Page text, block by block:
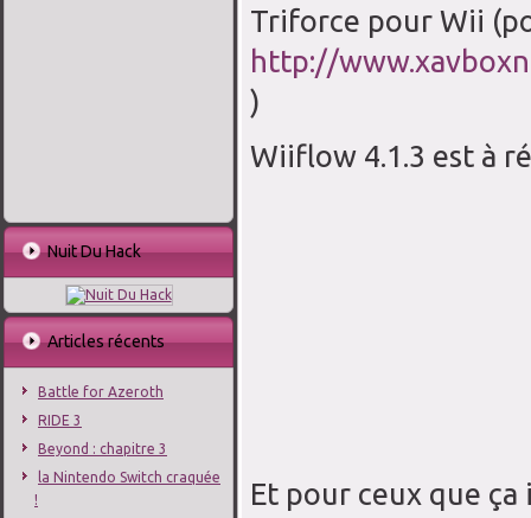
Nuit Du Hack
Articles récents
Battle for Azeroth
RIDE 3
Beyond : chapitre 3
la Nintendo Switch craquée
!
Triforce pour Wii
http://
)
Wiiflow 4.1.3 est à
Et pour ceux que